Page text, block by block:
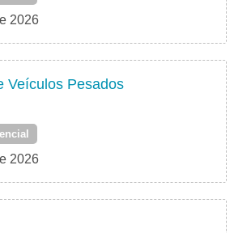
2026
Veículos Pesados
2026